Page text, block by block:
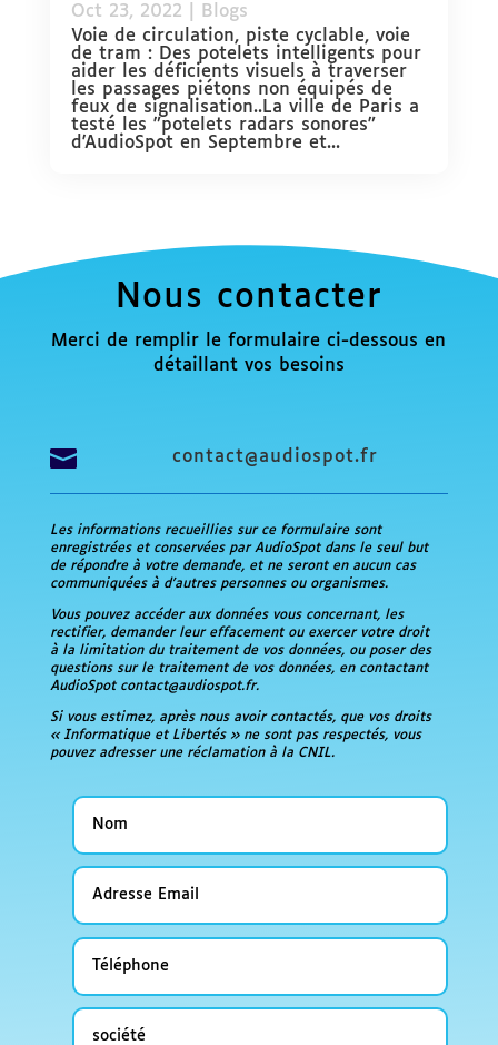
Oct 23, 2022
Blogs
Voie de circulation, piste cyclable, voie
de tram : Des potelets intelligents pour
aider les déficients visuels à traverser
les passages piétons non équipés de
feux de signalisation..La ville de Paris a
testé les "potelets radars sonores"
d'AudioSpot en Septembre et...
Nous contacter
Merci de remplir le formulaire ci-dessous en
détaillant vos besoins
 contact@audiospot.fr
Les informations recueillies sur ce formulaire sont
enregistrées et conservées par AudioSpot dans le seul but
de répondre à votre demande, et ne seront en aucun cas
communiquées à d’autres personnes ou organismes.
Vous pouvez accéder aux données vous concernant, les
rectifier, demander leur effacement ou exercer votre droit
à la limitation du traitement de vos données, ou poser des
questions sur le traitement de vos données, en contactant
AudioSpot contact@audiospot.fr.
Si vous estimez, après nous avoir contactés, que vos droits
« Informatique et Libertés » ne sont pas respectés, vous
pouvez adresser une réclamation à la CNIL.
Nom
Adresse
Email
Téléphone
société